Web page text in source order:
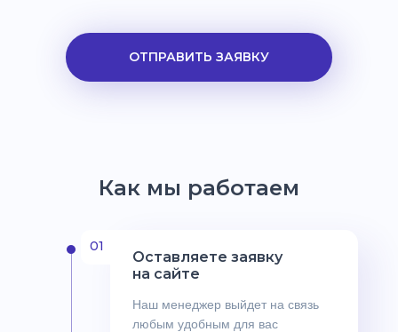
ОТПРАВИТЬ ЗАЯВКУ
Как мы работаем
01
Оставляете заявку
на сайте
Наш менеджер выйдет на связь
любым удобным для вас